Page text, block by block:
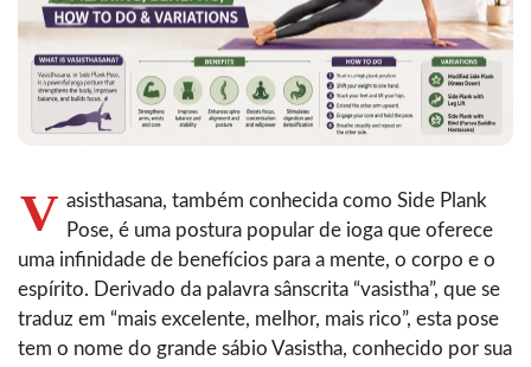
V asisthasana, também conhecida como Side Plank
Pose, é uma postura popular de ioga que oferece
uma infinidade de benefícios para a mente, o corpo e o
espírito. Derivado da palavra sânscrita “vasistha”, que se
traduz em “mais excelente, melhor, mais rico”, esta pose
tem o nome do grande sábio Vasistha, conhecido por sua